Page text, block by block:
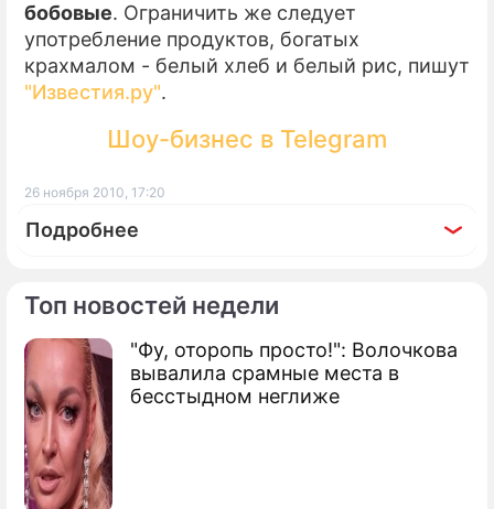
Топ новостей недели
"Фу, оторопь просто!": Волочкова
вывалила срамные места в
бесстыдном неглиже
бобовые. Ограничить же следует
употребление продуктов, богатых
крахмалом - белый хлеб и белый рис, пишут
"Известия.ру".
Шоу-бизнес в Telegram
26 ноября 2010, 17:20
Подробнее
По теме
Продолжение: Ученые